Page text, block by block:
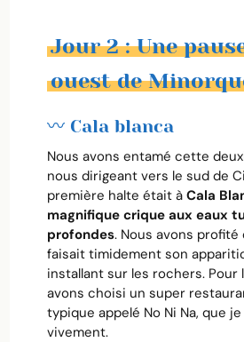
Jour 2 : Une
ouest de
〰️ Cala blanca
Nous avons entamé cette
nous dirigeant vers le sud de
première halte était à Cala
magnifique crique aux eaux
profondes. Nous avons profité
faisait timidement son
installant sur les rochers. Pour
avons choisi un super
typique appelé No Ni Na, que
vivement.